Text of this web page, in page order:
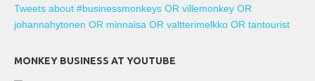
Tweets about #businessmonkeys OR villemonkey OR
johannahytonen OR minnaisa OR valtterimelkko OR tantourist
MONKEY BUSINESS AT YOUTUBE